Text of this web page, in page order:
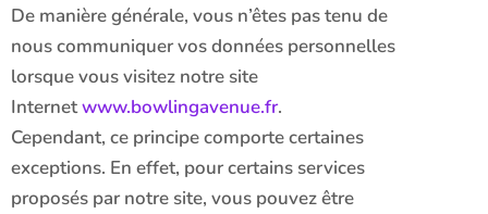
De manière générale, vous n’êtes pas tenu de
nous communiquer vos données personnelles
lorsque vous visitez notre site
Internetwww.bowlingavenue.fr.
Cependant, ce principe comporte certaines
exceptions. En effet, pour certains services
proposés par notre site, vous pouvez être